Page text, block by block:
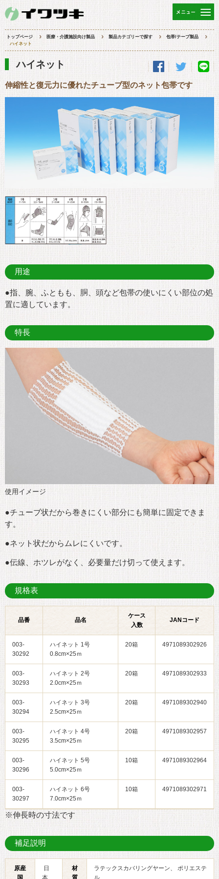
トップページ 医療・介護施設向け製品 製品カテゴリーで探す
包帯/テープ製品
ハイネット
ハイネット
伸縮性と復元力に優れたチューブ型のネット包帯です
用途
●指、腕、ふともも、胴、頭など包帯の使いにくい部位の処
置に適しています。
特長
使用イメージ
●チューブ状だから巻きにくい部分にも簡単に固定できま
す。
●ネット状だからムレにくいです。
●伝線、ホツレがなく、必要量だけ切って使えます。
規格表
品番 品名
ケース
入数
JANコード
003-
30292
ハイネット 1号
0.8cm×25ｍ
20箱 4971089302926
003-
30293
ハイネット 2号
2.0cm×25ｍ
20箱 4971089302933
003-
30294
ハイネット 3号
2.5cm×25ｍ
20箱 4971089302940
003-
30295
ハイネット 4号
3.5cm×25ｍ
20箱 4971089302957
003-
30296
ハイネット 5号
5.0cm×25ｍ
10箱 4971089302964
003-
30297
ハイネット 6号
7.0cm×25ｍ
10箱 4971089302971
※伸長時の寸法です
補足説明
原産
国
日
本
材
質
ラテックスカバリングヤーン、 ポリエステ
ル